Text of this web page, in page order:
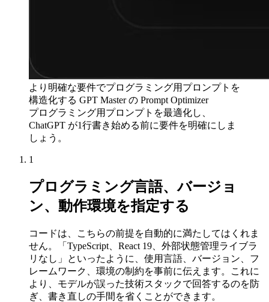
より明確な要件でプログラミング用プロンプトを
構造化する GPT Master の Prompt Optimizer
プログラミング用プロンプトを最適化し、
ChatGPT が1行書き始める前に要件を明確にしま
しょう。
1
プログラミング言語、バージョ
ン、動作環境を指定する
コードは、こちらの前提を自動的に満たしてはくれま
せん。「TypeScript、React 19、外部状態管理ライブラ
リなし」といったように、使用言語、バージョン、フ
レームワーク、環境の制約を事前に伝えます。これに
より、モデルが誤った技術スタックで回答するのを防
ぎ、書き直しの手間を省くことができます。